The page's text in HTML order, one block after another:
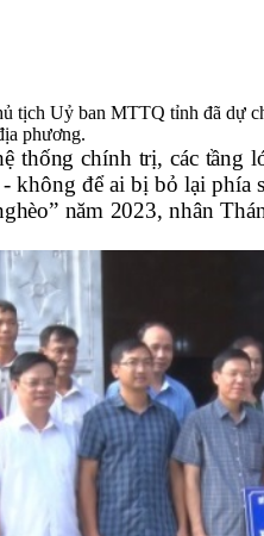
Uỷ ban MTTQ tỉnh đã dự
phương.
thống chính trị, các tầng
để ai bị bỏ lại phía
năm 2023, nhân